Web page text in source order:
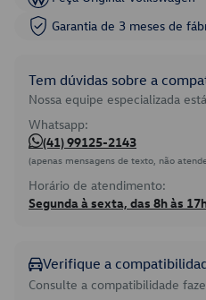
Garantia de 3 meses de
Tem dúvidas sobre a
Nossa equipe especializada
Whatsapp:
(41) 99125-2143
(apenas mensagens de texto, não
Horário de atendimento:
Segunda à sexta, das 8h às
Verifique a
Consulte a compatibilidade